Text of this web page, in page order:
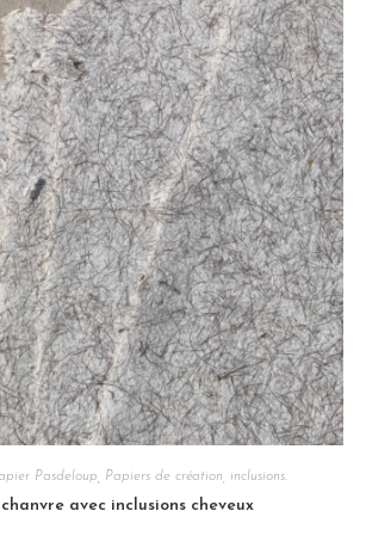
Pasdeloup Papiers de création, inclusions.
avec inclusions cheveux